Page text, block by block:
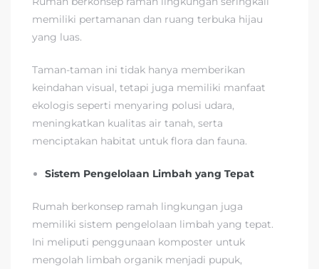
memiliki pertamanan dan ruang terbuka hijau
yang luas.
Taman-taman ini tidak hanya memberikan
keindahan visual, tetapi juga memiliki manfaat
ekologis seperti menyaring polusi udara,
meningkatkan kualitas air tanah, serta
menciptakan habitat untuk flora dan fauna.
Sistem Pengelolaan Limbah yang Tepat
Rumah berkonsep ramah lingkungan juga
memiliki sistem pengelolaan limbah yang tepat.
Ini meliputi penggunaan komposter untuk
mengolah limbah organik menjadi pupuk,